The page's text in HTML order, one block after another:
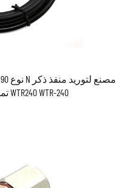
WTR240 WTR-240 تمديد كابل هوائي WiFi RF